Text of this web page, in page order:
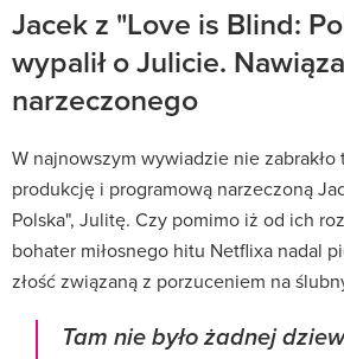
Jacek z "Love is Blind:
wypalił o Julicie.
narzeczonego
W najnowszym wywiadzie nie zabrakło
produkcję i programową narzeczoną
Polska", Julitę. Czy pomimo iż od ich
bohater miłosnego hitu Netflixa nadal
złość związaną z porzuceniem na
Tam nie było żadnej